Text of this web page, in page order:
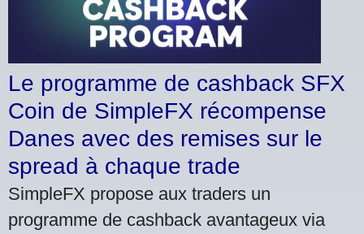
Le programme de cashback SFX
Coin de SimpleFX récompense
Danes avec des remises sur le
spread à chaque trade
SimpleFX propose aux traders un
programme de cashback avantageux via